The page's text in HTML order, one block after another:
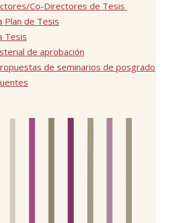
Co-Directores de Tesis
Plan de Tesis
Tesis
de aprobación
de seminarios de posgrado